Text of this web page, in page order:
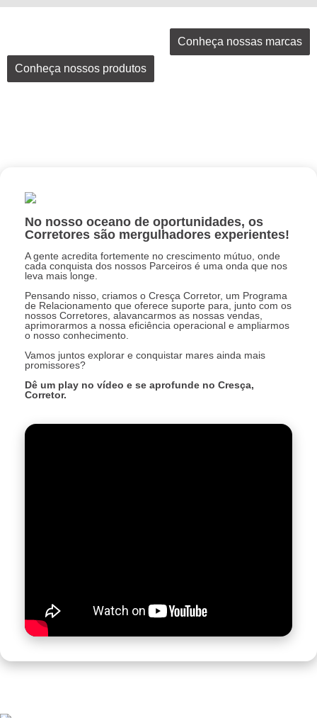
Conheça nossas marcas
Conheça nossos produtos
No nosso oceano de oportunidades, os
Corretores são mergulhadores experientes!
A gente acredita fortemente no crescimento mútuo, onde
cada conquista dos nossos Parceiros é uma onda que nos
leva mais longe.
Pensando nisso, criamos o Cresça Corretor, um Programa
de Relacionamento que oferece suporte para, junto com os
nossos Corretores, alavancarmos as nossas vendas,
aprimorarmos a nossa eficiência operacional e ampliarmos
o nosso conhecimento.
Vamos juntos explorar e conquistar mares ainda mais
promissores?
Dê um play no vídeo e se aprofunde no Cresça,
Corretor.